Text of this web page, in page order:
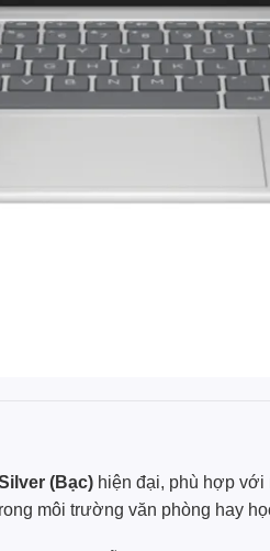
(Bạc) hiện đại, phù hợp
môi trường văn phòng hay